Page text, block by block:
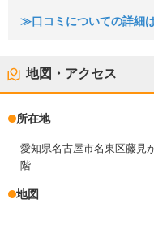
≫口コミについての詳細
地図・アクセス
所在地
愛知県名古屋市名東区藤見
階
地図